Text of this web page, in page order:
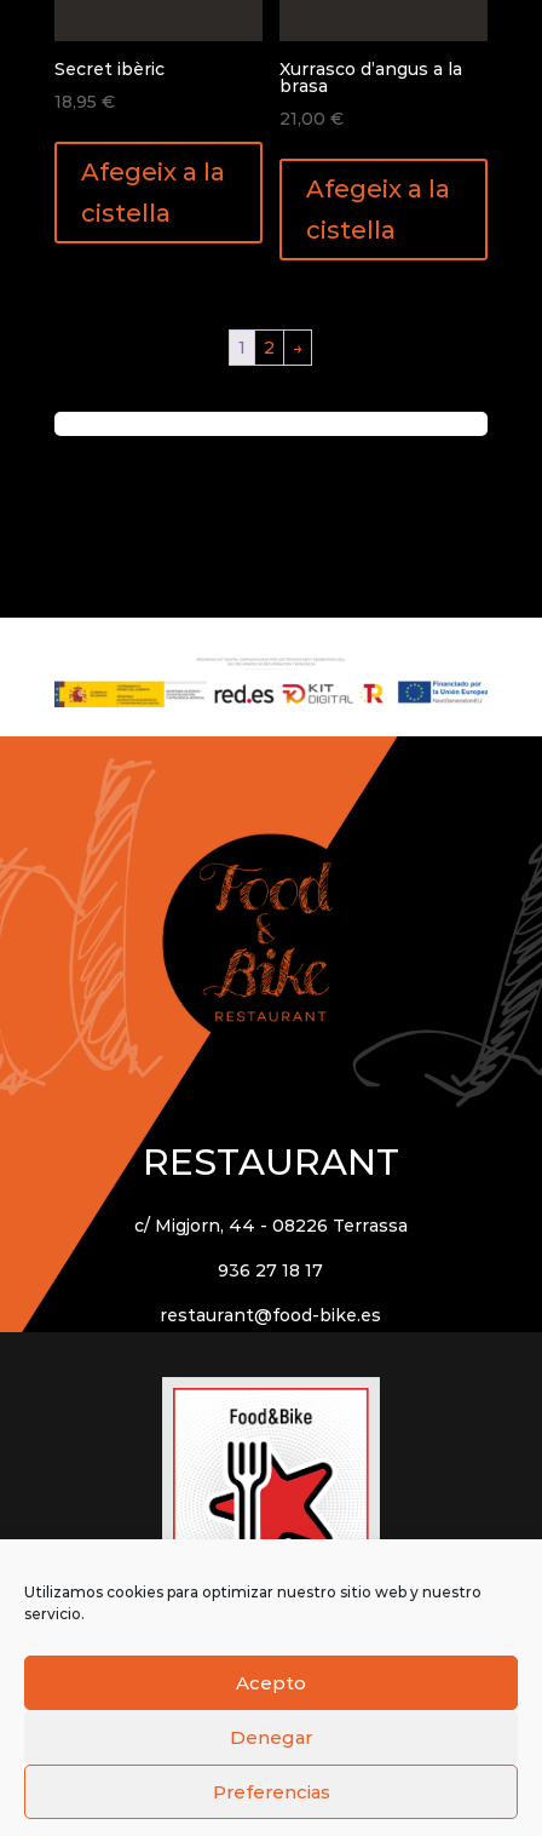
Utilizamos cookies para optimizar nuestro sitio web y nuestro
servicio.
Acepto
Denegar
Preferencias
Secret ibèric
18,95 €
Afegeix a la
cistella
Xurrasco d’angus a la
brasa
21,00€
Afegeix a la
cistella
1 2 →
RESTAURANT
c/ Migjorn, 44 - 08226 Terrassa
936 27 18 17
restaurant@food-bike.es
© FOOD&BIKE 2026 |Política de Cookies
Política de Privadesa|Política de Compres i